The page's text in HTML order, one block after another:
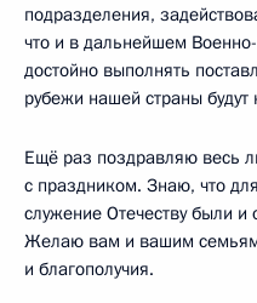
подразделения,
что и в дальнейшем
достойно выполнять
рубежи нашей страны
Ещё раз поздравляю весь
с праздником. Знаю, что
служение Отечеству были
Желаю вам и вашим семьям
и благополучия.